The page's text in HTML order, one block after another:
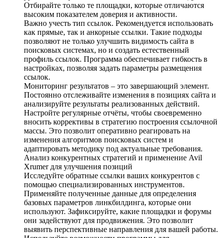
Отбирайте только те площадки, которые отличаются
высоким показателем доверия и активности.
Важно учесть тип ссылок. Рекомендуется использовать
как прямые, так и анкорные ссылки. Такие подходы
позволяют не только улучшить видимость сайта в
поисковых системах, но и создать естественный
профиль ссылок. Программа обеспечивает гибкость в
настройках, позволяя задать параметры размещения
ссылок.
Мониторинг результатов – это завершающий элемент.
Постоянно отслеживайте изменения в позициях сайта и
анализируйте результаты реализованных действий.
Настройте регулярные отчёты, чтобы своевременно
вносить коррективы в стратегию построения ссылочной
массы. Это позволит оперативно реагировать на
изменения алгоритмов поисковых систем и
адаптировать методику под актуальные требования.
Анализ конкурентных стратегий и применение Avil
Xrumer для улучшения позиций
Исследуйте обратные ссылки ваших конкурентов с
помощью специализированных инструментов.
Применяйте полученные данные для определения
базовых параметров линкбилдинга, которые они
используют. Зафиксируйте, какие площадки и форумы
они задействуют для продвижения. Это позволит
выявить перспективные направления для вашей работы.